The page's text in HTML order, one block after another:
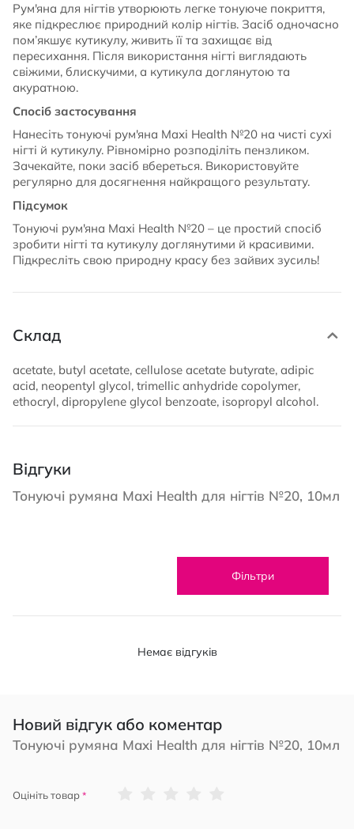
Рум'яна для нігтів утворюють легке тонуюче покриття,
яке підкреслює природний колір нігтів. Засіб одночасно
пом’якшує кутикулу, живить її та захищає від
пересихання. Після використання нігті виглядають
свіжими, блискучими, а кутикула доглянутою та
акуратною.
Спосіб застосування
Нанесіть тонуючі рум'яна Maxi Health №20 на чисті сухі
нігті й кутикулу. Рівномірно розподіліть пензликом.
Зачекайте, поки засіб вбереться. Використовуйте
регулярно для досягнення найкращого результату.
Підсумок
Тонуючі рум'яна Maxi Health №20 – це простий спосіб
зробити нігті та кутикулу доглянутими й красивими.
Підкресліть свою природну красу без зайвих зусиль!
Склад
acetate, butyl acetate, cellulose acetate butyrate, adipic
acid, neopentyl glycol, trimellic anhydride copolymer,
ethocryl, dipropylene glycol benzoate, isopropyl alcohol.
Відгуки
Тонуючі румяна Maxi Health для нігтів №20, 10мл
Фільтри
Немає відгуків
Новий відгук або коментар
Тонуючі румяна Maxi Health для нігтів №20, 10мл
Оцініть товар